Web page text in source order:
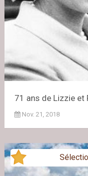
71 ans de Lizzie et
Nov. 21, 2018